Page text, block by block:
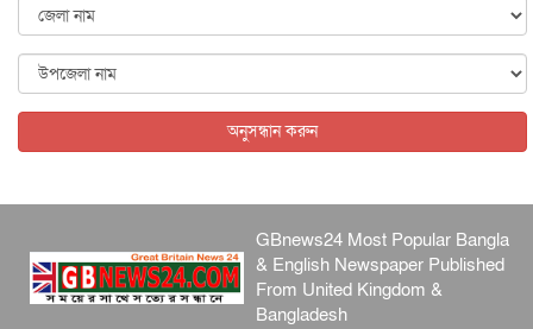
আন্তর্জাতিক ৫ আগস্ট, ২০২৬
অনুসন্ধান করুন
GBnews24 Most Popular Bangla
& English Newspaper Published
From United Kingdom &
Bangladesh